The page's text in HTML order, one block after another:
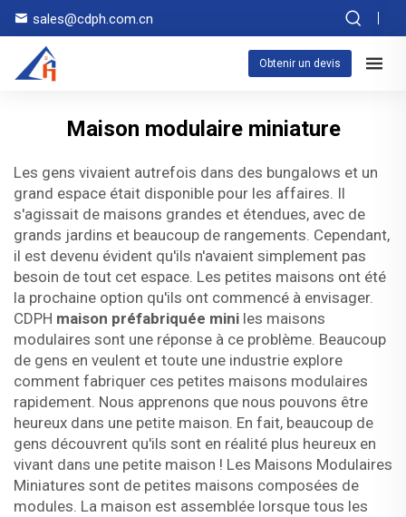
sales@cdph.com.cn
Obtenir un devis
Maison modulaire miniature
Les gens vivaient autrefois dans des bungalows et un
grand espace était disponible pour les affaires. Il
s'agissait de maisons grandes et étendues, avec de
grands jardins et beaucoup de rangements. Cependant,
il est devenu évident qu'ils n'avaient simplement pas
besoin de tout cet espace. Les petites maisons ont été
la prochaine option qu'ils ont commencé à envisager.
CDPH maison préfabriquée mini les maisons
modulaires sont une réponse à ce problème. Beaucoup
de gens en veulent et toute une industrie explore
comment fabriquer ces petites maisons modulaires
rapidement. Nous apprenons que nous pouvons être
heureux dans une petite maison. En fait, beaucoup de
gens découvrent qu'ils sont en réalité plus heureux en
vivant dans une petite maison ! Les Maisons Modulaires
Miniatures sont de petites maisons composées de
modules. La maison est assemblée lorsque tous les